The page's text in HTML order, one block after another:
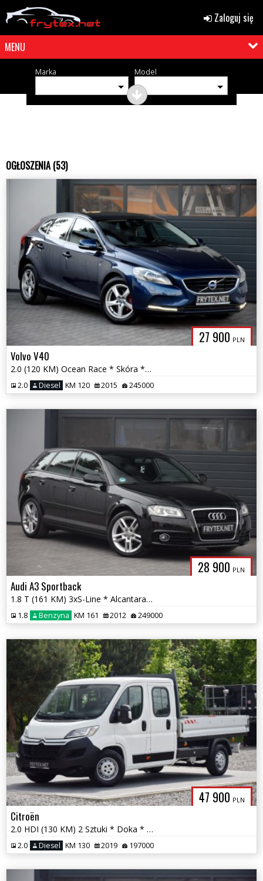
Zaloguj się
MENU
Marka Model
OGŁOSZENIA (53)
27 900 PLN
Volvo V40
2.0 (120 KM) Ocean Race * Skóra * Panorama * Kamera Cofania *
2.0 Diesel KM 120 2015 245000
28 900 PLN
Audi A3 Sportback
1.8 T (161 KM) 3xS-Line * Alcantara * Bose * Xenon * LED * Tempomat *
1.8 Benzyna KM 161 2012 249000
47 900 PLN
Citroën
2.0 HDI (130 KM) 2 Sztuki * Doka * Brygadówka * Klimatyzacja * 7 os. *
2.0 Diesel KM 130 2019 197000